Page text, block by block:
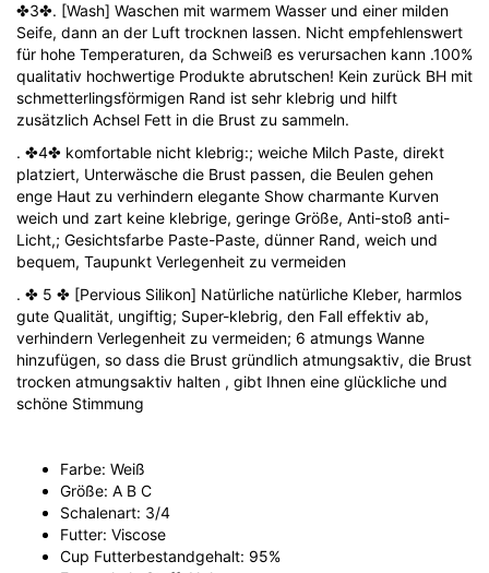
✤3✤. [Wash] Waschen mit warmem Wasser und einer milden
Seife, dann an der Luft trocknen lassen. Nicht empfehlenswert
für hohe Temperaturen, da Schweiß es verursachen kann .100%
qualitativ hochwertige Produkte abrutschen! Kein zurück BH mit
schmetterlingsförmigen Rand ist sehr klebrig und hilft
zusätzlich Achsel Fett in die Brust zu sammeln.
. ✤4✤ komfortable nicht klebrig:; weiche Milch Paste, direkt
platziert, Unterwäsche die Brust passen, die Beulen gehen
enge Haut zu verhindern elegante Show charmante Kurven
weich und zart keine klebrige, geringe Größe, Anti-stoß anti-
Licht,; Gesichtsfarbe Paste-Paste, dünner Rand, weich und
bequem, Taupunkt Verlegenheit zu vermeiden
. ✤ 5 ✤ [Pervious Silikon] Natürliche natürliche Kleber, harmlos
gute Qualität, ungiftig; Super-klebrig, den Fall effektiv ab,
verhindern Verlegenheit zu vermeiden; 6 atmungs Wanne
hinzufügen, so dass die Brust gründlich atmungsaktiv, die Brust
trocken atmungsaktiv halten , gibt Ihnen eine glückliche und
schöne Stimmung
Farbe: Weiß
Größe: A B C
Schalenart: 3/4
Futter: Viscose
Cup Futterbestandgehalt: 95%